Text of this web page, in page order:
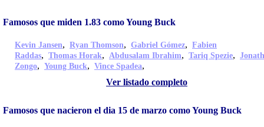
Famosos que miden 1.83 como Young Buck
Kevin Jansen, Ryan Thomson, Gabriel Gómez, Fabien
Raddas, Thomas Horak, Abdusalam Ibrahim, Tariq Spezie,
Zongo, Young Buck, Vince Spadea,
Ver listado completo
Famosos que nacieron el dia 15 de marzo como Young Buck